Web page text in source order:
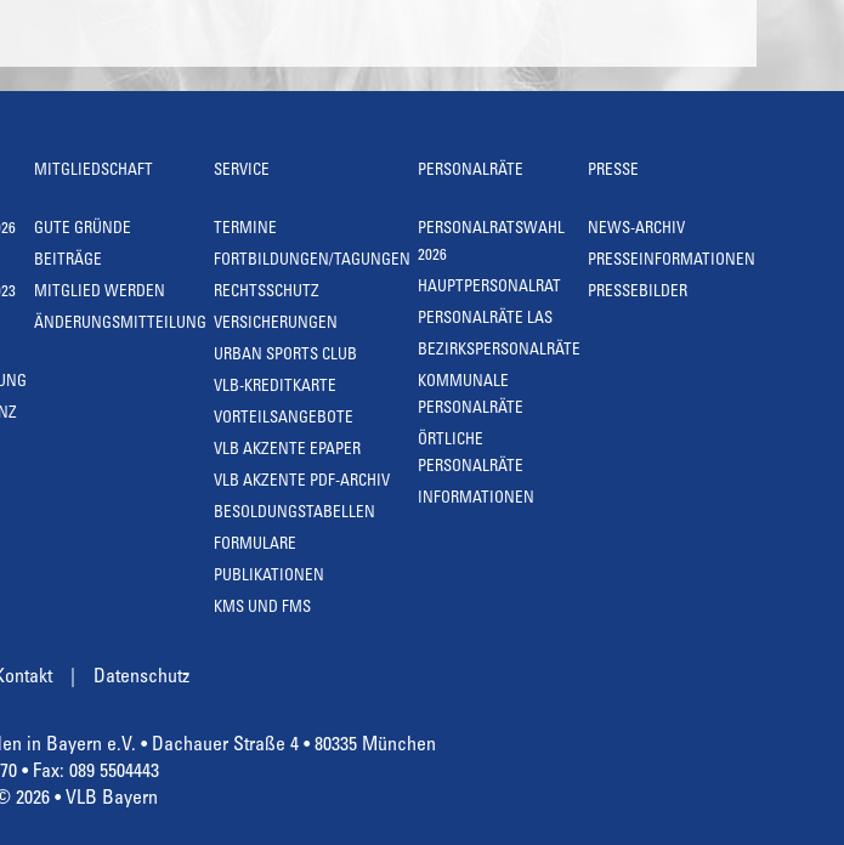
MITGLIEDSCHAFT
GUTE GRÜNDE
BEITRÄGE
MITGLIED WERDEN
ÄNDERUNGSMITTEILUNG
SERVICE
TERMINE
FORTBILDUNGEN/TAGUNGEN
RECHTSSCHUTZ
VERSICHERUNGEN
URBAN SPORTS CLUB
VLB-KREDITKARTE
VORTEILSANGEBOTE
VLB AKZENTE EPAPER
VLB AKZENTE PDF-ARCHIV
BESOLDUNGSTABELLEN
FORMULARE
PUBLIKATIONEN
KMS UND FMS
PERSONALRÄTE
PERSONALRATSWAHL
2026
HAUPTPERSONALRAT
PERSONALRÄTE LAS
BEZIRKSPERSONALRÄTE
KOMMUNALE
PERSONALRÄTE
ÖRTLICHE
PERSONALRÄTE
INFORMATIONEN
PRESSE
NEWS-ARCHIV
PRESSEINFORMATIONEN
PRESSEBILDER
Datenschutz
in Bayern e.V. • Dachauer Straße 4 • 80335 München
• Fax: 089 5504443
2026 • VLB Bayern